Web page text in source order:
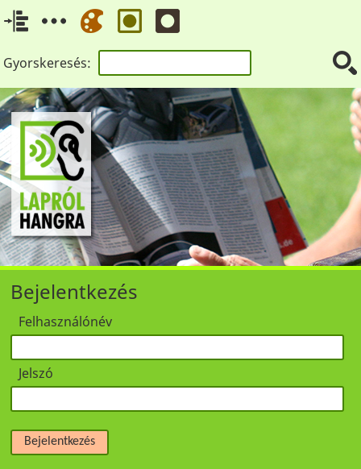
Gyorskeresés:
Bejelentkezés
Felhasználónév
Jelszó
Bejelentkezés